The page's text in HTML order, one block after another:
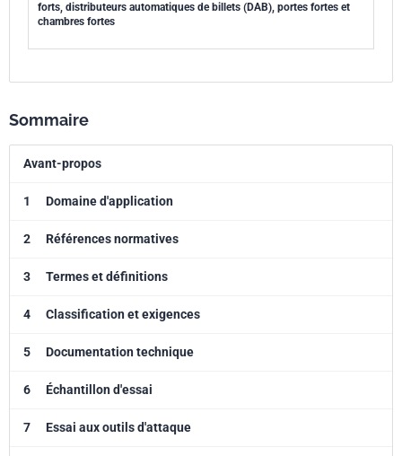
forts, distributeurs automatiques de billets (DAB), portes fortes et
chambres fortes
Sommaire
Avant-propos
1 Domaine d'application
2 Références normatives
3 Termes et définitions
4 Classification et exigences
5 Documentation technique
6 Échantillon d'essai
7 Essai aux outils d'attaque